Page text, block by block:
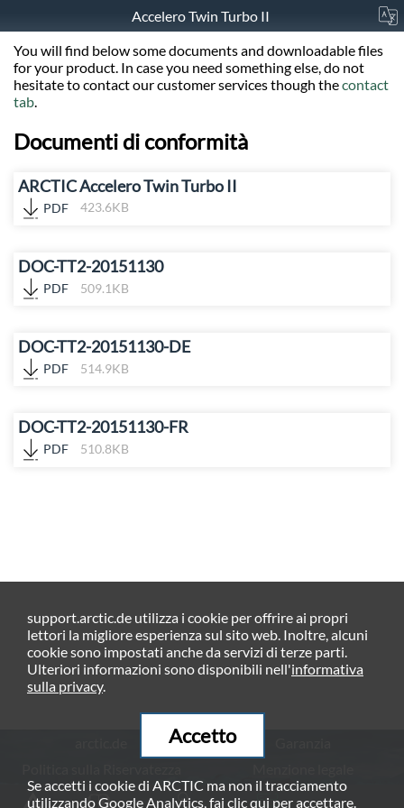
Accelero Twin Turbo II
You will find below some documents and downloadable files
for your product. In case you need something else, do not
hesitate to contact our customer services though thecontact
tab.
Documenti di conformità
ARCTIC Accelero Twin Turbo II
PDF 423.6KB
DOC-TT2-20151130
PDF 509.1KB
DOC-TT2-20151130-DE
PDF 514.9KB
DOC-TT2-20151130-FR
PDF 510.8KB
© ARCTIC (HK) Ltd. - 2026
support.arctic.de utilizza i cookie per offrire ai propri
lettori la migliore esperienza sul sito web. Inoltre, alcuni
cookie sono impostati anche da servizi di terze parti.
Ulteriori informazioni sono disponibili nell'informativa
sulla privacy.
Accetto
Se accetti i cookie di ARCTIC ma non il tracciamento
utilizzando Google Analytics, fai clicqui per accettare.